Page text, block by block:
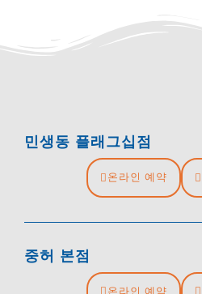
민생동 플래그십점
온라인 예약
중허 본점
온라인 예약